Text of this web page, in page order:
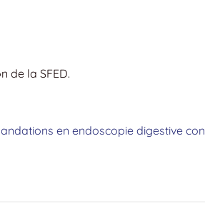
de la SFED.
en endoscopie digestive